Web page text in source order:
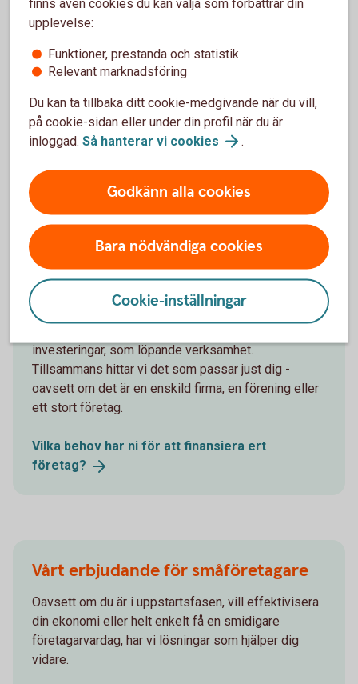
Bli företagskund hos oss
Ska du starta ett bolag eller har ett etablerat? Vi har
företagspaket för smidiga bankärenden och finns
där för er genom hela livscykeln. Oavsett om det är
ett företag, firma eller förening. Välkommen att bli
Bli företagskund hososs
Finansiera företag
investeringar, som löpande verksamhet.
Tillsammans hittar vi det som passar just dig -
oavsett om det är en enskild firma, en förening eller
ett stort företag.
Vilka behov har ni för att finansiera ert
företag?
Vårt erbjudande för småföretagare
Oavsett om du är i uppstartsfasen, vill effektivisera
din ekonomi eller helt enkelt få en smidigare
företagarvardag, har vi lösningar som hjälper dig
vidare.
upplevelse:
Funktioner, prestanda och statistik
Relevant marknadsföring
Du kan ta tillbaka ditt cookie-medgivande när du vill,
på cookie-sidan eller under din profil när du är
inloggad. Så hanterar vi cookies .
Godkänn alla cookies
Bara nödvändiga cookies
Cookie-inställningar